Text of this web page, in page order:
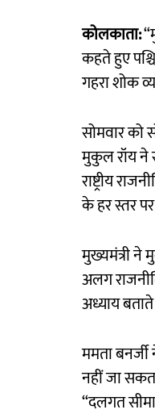
कोलकाता:
कहते हुए
गहरा शोक
सोमवार को
मुकुल रॉय ने
राष्ट्रीय
के हर स्तर
मुख्यमंत्री ने
अलग
अध्याय
ममता
नहीं जा
“दलगत